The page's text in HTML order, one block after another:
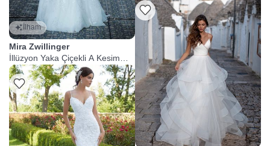
İlham
Mira Zwillinger
İllüzyon Yaka Çiçekli A Kesim
Gelinlik